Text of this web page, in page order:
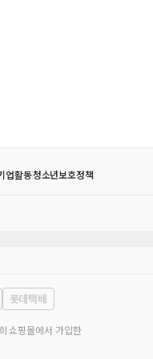
업활동청소년보호정책
롯데택배
쇼핑몰에서 가입한